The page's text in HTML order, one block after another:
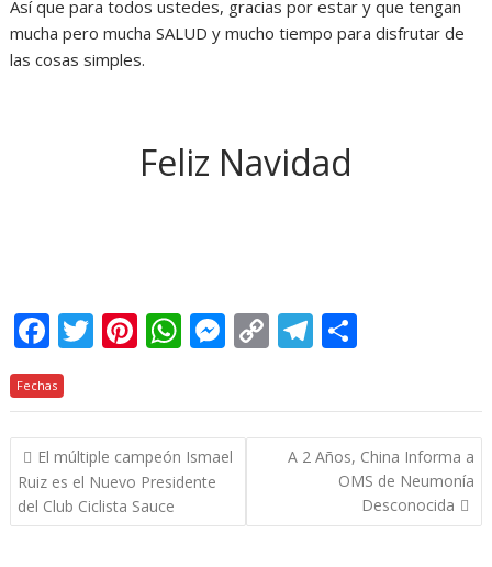
Así que para todos ustedes, gracias por estar y que tengan
mucha pero mucha SALUD y mucho tiempo para disfrutar de
las cosas simples.
Feliz Navidad
F
ac
e
b
o
o
k
T
itt
er
Pi
er
e
st
W
at
s
A
p
M
ss
e
n
er
C
p
y
Li
k
T
e
gr
a
m
p
ar
ti
r
Fechas
Navegación
de
entradas
El múltiple campeón Ismael
Ruiz es el Nuevo Presidente
del Club Ciclista Sauce
A 2 Años, China Informa a
OMS de Neumonía
Desconocida